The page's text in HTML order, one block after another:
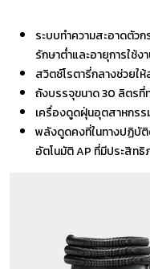
ระบบทำความสะอาดตัว
รักษาต่ำและอายุการใช้
สวิตช์โรตารี่กลางช่วยใ
ถังบรรจุขนาด 30 ลิตรที่
เครื่องดูดฝุ่นอุตสาหกร
พลังดูดคงที่ในทางปฏิบั
อัตโนมัติ AP ที่มีประสิท